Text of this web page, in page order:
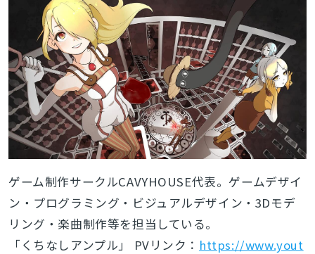
ゲーム制作サークルCAVYHOUSE代表。ゲームデザイ
ン・プログラミング・ビジュアルデザイン・3Dモデ
リング・楽曲制作等を担当している。
「くちなしアンプル」 PVリンク： https://www.yout